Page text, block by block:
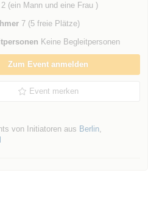
(ein Mann und eine Frau )
7 (5 freie Plätze)
Keine Begleitpersonen
Zum Event anmelden
Event merken
von Initiatoren aus Berlin,